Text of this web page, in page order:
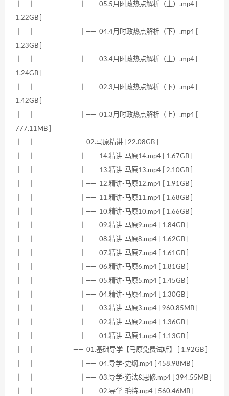
｜ ｜ ｜ ｜ ｜ ｜—— 05.5月时政热点解析（上）.mp4 [
1.22GB ]
｜ ｜ ｜ ｜ ｜ ｜—— 04.4月时政热点解析（下）.mp4 [
1.23GB ]
｜ ｜ ｜ ｜ ｜ ｜—— 03.4月时政热点解析（上）.mp4 [
1.24GB ]
｜ ｜ ｜ ｜ ｜ ｜—— 02.3月时政热点解析（下）.mp4 [
1.42GB ]
｜ ｜ ｜ ｜ ｜ ｜—— 01.3月时政热点解析（上）.mp4 [
777.11MB ]
｜ ｜ ｜ ｜ ｜—— 02.马原精讲 [ 22.08GB ]
｜ ｜ ｜ ｜ ｜ ｜—— 14.精讲-马原14.mp4 [ 1.67GB ]
｜ ｜ ｜ ｜ ｜ ｜—— 13.精讲-马原13.mp4 [ 2.10GB ]
｜ ｜ ｜ ｜ ｜ ｜—— 12.精讲-马原12.mp4 [ 1.91GB ]
｜ ｜ ｜ ｜ ｜ ｜—— 11.精讲-马原11.mp4 [ 1.68GB ]
｜ ｜ ｜ ｜ ｜ ｜—— 10.精讲-马原10.mp4 [ 1.66GB ]
｜ ｜ ｜ ｜ ｜ ｜—— 09.精讲-马原9.mp4 [ 1.84GB ]
｜ ｜ ｜ ｜ ｜ ｜—— 08.精讲-马原8.mp4 [ 1.62GB ]
｜ ｜ ｜ ｜ ｜ ｜—— 07.精讲-马原7.mp4 [ 1.61GB ]
｜ ｜ ｜ ｜ ｜ ｜—— 06.精讲-马原6.mp4 [ 1.81GB ]
｜ ｜ ｜ ｜ ｜ ｜—— 05.精讲-马原5.mp4 [ 1.45GB ]
｜ ｜ ｜ ｜ ｜ ｜—— 04.精讲-马原4.mp4 [ 1.30GB ]
｜ ｜ ｜ ｜ ｜ ｜—— 03.精讲-马原3.mp4 [ 960.85MB ]
｜ ｜ ｜ ｜ ｜ ｜—— 02.精讲-马原2.mp4 [ 1.36GB ]
｜ ｜ ｜ ｜ ｜ ｜—— 01.精讲-马原1.mp4 [ 1.13GB ]
｜ ｜ ｜ ｜ ｜—— 01.基础导学【马原免费试听】 [ 1.92GB ]
｜ ｜ ｜ ｜ ｜ ｜—— 04.导学-史纲.mp4 [ 458.98MB ]
｜ ｜ ｜ ｜ ｜ ｜—— 03.导学-道法&思修.mp4 [ 394.55MB ]
｜ ｜ ｜ ｜ ｜ ｜—— 02.导学-毛特.mp4 [ 560.46MB ]